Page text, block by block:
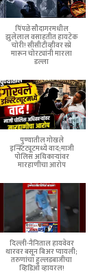
पिंपळे सौदागरमधील
झुलेलाल वसाहतीत हायटेक
चोरी! सीसीटीव्हीवर स्प्रे
मारून चोरट्यांनी मारला
डल्ला
पुण्यातील गोखले
इन्स्टिट्यूटमध्ये वाद;माजी
पोलिस अधिकाऱ्यांवर
मारहाणीचा आरोप
दिल्ली-नैनिताल हायवेवर
थारवर बसून बिअर प्यायली;
तरुणांचा हुल्लडबाजीचा
व्हिडिओ व्हायरल!